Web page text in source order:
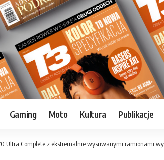
Gaming Moto Kultura Publikacje
Ultra Complete z ekstremalnie wysuwanymi ramionami